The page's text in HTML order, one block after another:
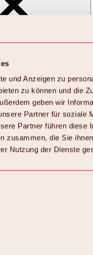
und Anzeigen zu
zu können und die
geben wir
Partner für soziale
Partner führen diese
zusammen, die Sie
Nutzung der Dienste